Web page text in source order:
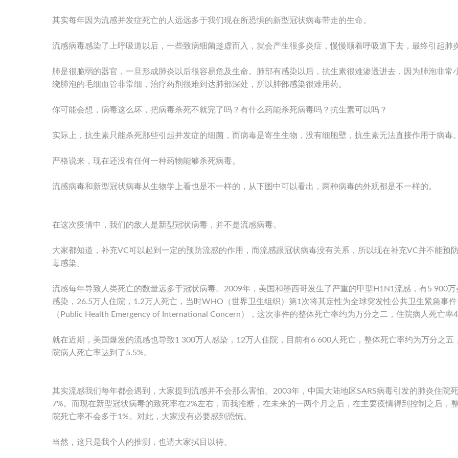
其实每年因为流感并发症死亡的人远远多于我们现在所恐惧的新型冠状病毒带走的生命。
流感病毒感染了上呼吸道以后，一些致病细菌趁虚而入，就会产生很多炎症，慢慢顺着呼吸道下去，最终引起肺
肺是很脆弱的器官，一旦形成肺炎以后很容易危及生命。肺部有感染以后，抗生素很难渗透进去，因为肺泡非常
绕肺泡的毛细血管非常细，治疗药剂很难到达肺部深处，所以肺部感染很难用药。
你可能会想，病毒这么坏，把病毒杀死不就完了吗？有什么药能杀死病毒吗？抗生素可以吗？
实际上，抗生素只能杀死那些引起并发症的细菌，而病毒是寄生生物，没有细胞壁，抗生素无法直接作用于病毒。
严格说来，现在还没有任何一种药物能够杀死病毒。
流感病毒和新型冠状病毒从生物学上看也是不一样的，从下图中可以看出，两种病毒的外观都是不一样的。
在这次疫情中，我们的敌人是新型冠状病毒，并不是流感病毒。
大家都知道，补充VC可以起到一定的预防流感的作用，而流感跟冠状病毒没有关系，所以现在补充VC并不能预
毒感染。
流感每年导致人类死亡的数量远多于冠状病毒。2009年，美国和墨西哥发生了严重的甲型H1N1流感，有5 900万
感染，26.5万人住院，1.2万人死亡，当时WHO（世界卫生组织）第1次将其定性为全球突发性公共卫生紧急事件
（Public Health Emergency of International Concern），这次事件的整体死亡率约为万分之二，住院病人死亡率
就在近期，美国爆发的流感也导致1 300万人感染，12万人住院，目前有6 600人死亡，整体死亡率约为万分之五
院病人死亡率达到了5.5%。
其实流感我们每年都会遇到，大家提到流感并不会那么害怕。2003年，中国大陆地区SARS病毒引发的肺炎住院
7%。而现在新型冠状病毒的致死率在2%左右，而我推断，在未来的一两个月之后，在主要疫情得到控制之后，
院死亡率不会多于1%。对此，大家没有必要感到恐慌。
当然，这只是我个人的推测，也请大家拭目以待。